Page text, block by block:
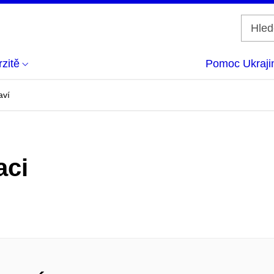
Pomoc